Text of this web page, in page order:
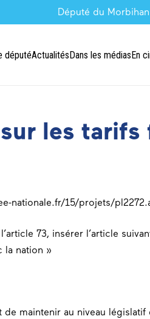
Député du
députéActualitésDans les médiasEn
les
nationale.fr/15/projets/
73, insérer l’article
la nation »
maintenir au niveau